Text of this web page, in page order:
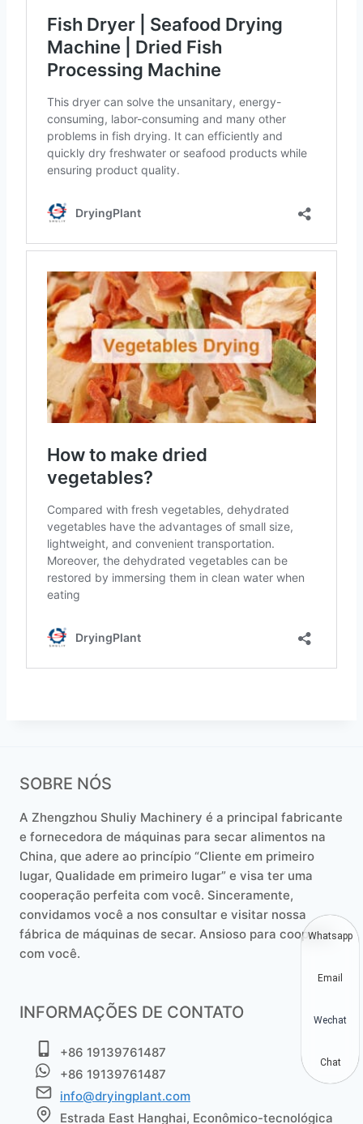
SOBRE NÓS
A Zhengzhou Shuliy Machinery é a principal fabricante
e fornecedora de máquinas para secar alimentos na
China, que adere ao princípio “Cliente em primeiro
lugar, Qualidade em primeiro lugar” e visa ter uma
cooperação perfeita com você. Sinceramente,
convidamos você a nos consultar e visitar nossa
fábrica de máquinas de secar. Ansioso para cooperar
com você.
INFORMAÇÕES DE CONTATO
+86 19139761487
+86 19139761487
info@dryingplant.com
Estrada East Hanghai, Econômico-tecnológica
Whatsapp
Email
Wechat
Chat